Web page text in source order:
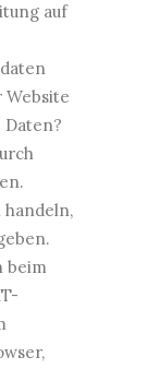
auf
Website
handeln,
beim